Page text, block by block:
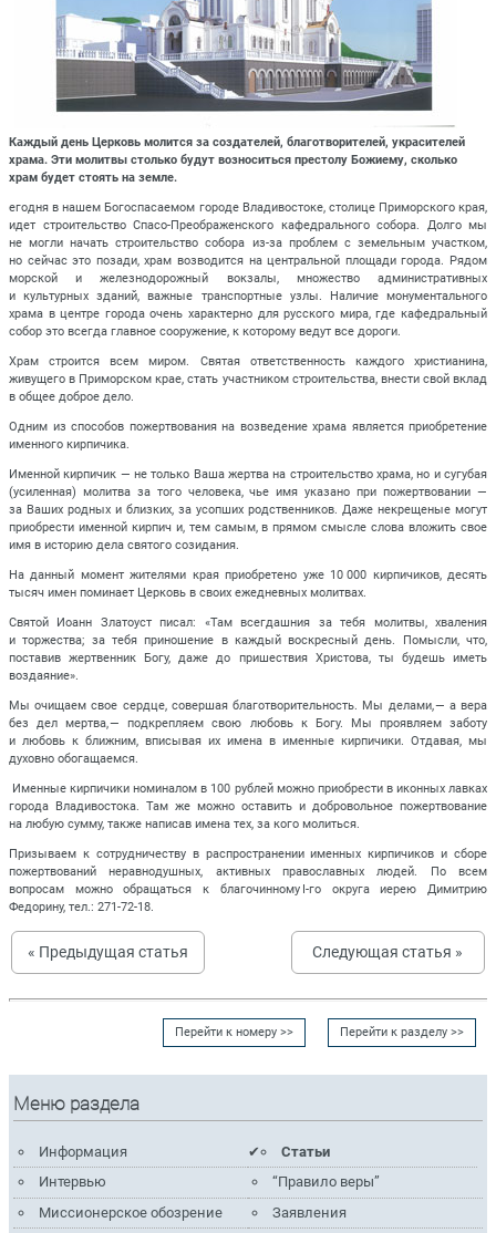
Каждый день Церковь молится за создателей, благотворителей, украсителей
храма. Эти молитвы столько будут возноситься престолу Божиему, сколько
храм будет стоять на земле.
егодня в нашем Богоспасаемом городе Владивостоке, столице Приморского края,
идет строительство Спасо-Преображенского кафедрального собора. Долго мы
не могли начать строительство собора из-за проблем с земельным участком,
но сейчас это позади, храм возводится на центральной площади города. Рядом
морской и железнодорожный вокзалы, множество административных
и культурных зданий, важные транспортные узлы. Наличие монументального
храма в центре города очень характерно для русского мира, где кафедральный
собор это всегда главное сооружение, к которому ведут все дороги.
Храм строится всем миром. Святая ответственность каждого христианина,
живущего в Приморском крае, стать участником строительства, внести свой вклад
в общее доброе дело.
Одним из способов пожертвования на возведение храма является приобретение
именного кирпичика.
Именной кирпичик — не только Ваша жертва на строительство храма, но и сугубая
(усиленная) молитва за того человека, чье имя указано при пожертвовании —
за Ваших родных и близких, за усопших родственников. Даже некрещеные могут
приобрести именной кирпич и, тем самым, в прямом смысле слова вложить свое
имя в историю дела святого созидания.
На данный момент жителями края приобретено уже 10 000 кирпичиков, десять
тысяч имен поминает Церковь в своих ежедневных молитвах.
Святой Иоанн Златоуст писал: «Там всегдашния за тебя молитвы, хваления
и торжества; за тебя приношение в каждый воскресный день. Помысли, что,
поставив жертвенник Богу, даже до пришествия Христова, ты будешь иметь
воздаяние».
Мы очищаем свое сердце, совершая благотворительность. Мы делами, — а вера
без дел мертва, — подкрепляем свою любовь к Богу. Мы проявляем заботу
и любовь к ближним, вписывая их имена в именные кирпичики. Отдавая, мы
духовно обогащаемся.
Именные кирпичики номиналом в 100 рублей можно приобрести в иконных лавках
города Владивостока. Там же можно оставить и добровольное пожертвование
на любую сумму, также написав имена тех, за кого молиться.
Призываем к сотрудничеству в распространении именных кирпичиков и сборе
пожертвований неравнодушных, активных православных людей. По всем
вопросам можно обращаться к благочинному I-го округа иерею Димитрию
Федорину, тел.: 271-72-18.
« Предыдущая статья Следующая статья »
Перейти к разделу >>
Перейти к номеру >>
Меню раздела
Информация
Статьи
Интервью
“Правило веры”
Миссионерское обозрение
Заявления